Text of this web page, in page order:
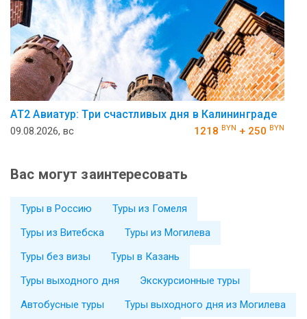
АT2 Авиатур: Три счастливых дня в Калининграде
09.08.2026, вс 1218 BYN + 250 BYN
Вас могут заинтересовать
Туры в Россию
Туры из Гомеля
Туры из Витебска
Туры из Могилева
Туры без визы
Туры в Казань
Туры выходного дня
Экскурсионные туры
Автобусные туры
Туры выходного дня из Могилева